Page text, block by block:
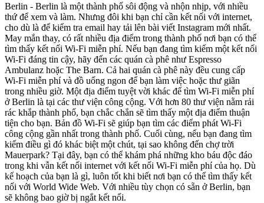
Berlin - Berlin là một thành phố sôi động và nhộn nhịp, với nhiều
thứ để xem và làm. Nhưng đôi khi bạn chỉ cần kết nối với internet,
cho dù là để kiểm tra email hay tải lên bài viết Instagram mới nhất.
May mắn thay, có rất nhiều địa điểm trong thành phố nơi bạn có thể
tìm thấy kết nối Wi-Fi miễn phí. Nếu bạn đang tìm kiếm một kết nối
Wi-Fi đáng tin cậy, hãy đến các quán cà phê như Espresso
Ambulanz hoặc The Barn. Cả hai quán cà phê này đều cung cấp
Wi-Fi miễn phí và đồ uống ngon để bạn làm việc hoặc thư giãn
trong nhiều giờ. Một địa điểm tuyệt vời khác để tìm Wi-Fi miễn phí
ở Berlin là tại các thư viện công cộng. Với hơn 80 thư viện nằm rải
rác khắp thành phố, bạn chắc chắn sẽ tìm thấy một địa điểm thuận
tiện cho bạn. Bản đồ Wi-Fi sẽ giúp bạn tìm các điểm phát Wi-Fi
công cộng gần nhất trong thành phố. Cuối cùng, nếu bạn đang tìm
kiếm điều gì đó khác biệt một chút, tại sao không đến chợ trời
Mauerpark? Tại đây, bạn có thể khám phá những kho báu độc đáo
trong khi vẫn kết nối internet với kết nối Wi-Fi miễn phí của họ. Dù
kế hoạch của bạn là gì, luôn tốt khi biết nơi bạn có thể tìm thấy kết
nối với World Wide Web. Với nhiều tùy chọn có sẵn ở Berlin, bạn
sẽ không bao giờ bị ngắt kết nối.